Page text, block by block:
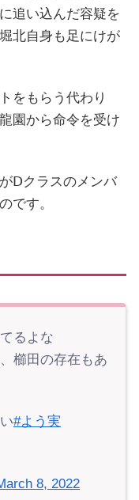
追い込んだ容疑を
北自身も足にけが
をもらう代わり
園から命令を受け
Ⅾクラスのメンバ
です。
るよな
櫛田の存在もあ
#よう実
8, 2022